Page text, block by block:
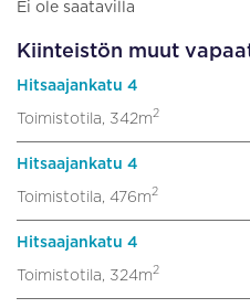
Ei ole saatavilla
Kiinteistön muut
Hitsaajankatu 4
Toimistotila, 342m2
Hitsaajankatu 4
Toimistotila, 476m2
Hitsaajankatu 4
Toimistotila, 324m2